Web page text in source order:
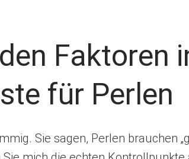
Faktoren
für Perlen
Sie sagen, Perlen brauchen